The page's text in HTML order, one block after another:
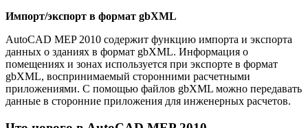
Импорт/экспорт в формат gbXML
AutoCAD MEP 2010 содержит функцию импорта и экспорта
данных о зданиях в формат gbXML. Информация о
помещениях и зонах используется при экспорте в формат
gbXML, воспринимаемый сторонними расчетными
приложениями. С помощью файлов gbXML можно передавать
данные в сторонние приложения для инженерных расчетов.